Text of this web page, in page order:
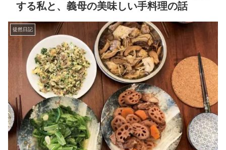
する私と、義母の美味しい手料理の話
徒然日記